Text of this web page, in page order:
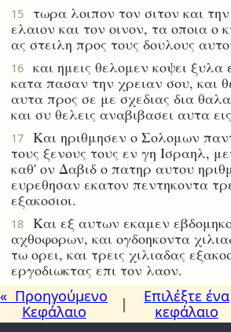
15
τωρα λοιπον τον σιτον και
ελαιον και τον οινον, τα οποια ο
ας στειλη προς τους δουλους
16
και ημεις θελομεν κοψει ξυλα
κατα πασαν την χρειαν σου, και
αυτα προς σε με σχεδιας δια
και συ θελεις αναβιβασει αυτα
17
Και ηριθμησεν ο Σολομων
τους ξενους τους εν γη Ισραηλ,
καθ' ον Δαβιδ ο πατηρ αυτου
ευρεθησαν εκατον πεντηκοντα
εξακοσιοι.
18
Και εξ αυτων εκαμεν
αχθοφορων, και ογδοηκοντα
τω ορει, και τρεις χιλιαδας
εργοδιωκτας επι τον λαον.
« Προηγούμενο
Κεφάλαιο
|
Επιλέξτε ένα
κεφάλαιο